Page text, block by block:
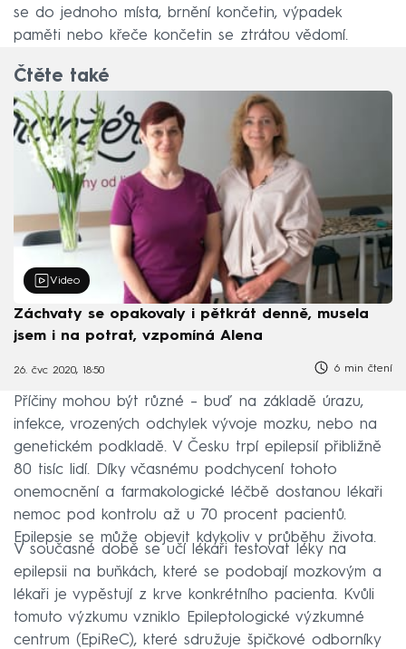
se do jednoho místa, brnění končetin, výpadek
paměti nebo křeče končetin se ztrátou vědomí.
Čtěte také
Video
Záchvaty se opakovaly i pětkrát denně, musela
jsem i na potrat, vzpomíná Alena
26. čvc 2020, 18:50 6 min čtení
Příčiny mohou být různé –⁠ buď na základě úrazu,
infekce, vrozených odchylek vývoje mozku, nebo na
genetickém podkladě. V Česku trpí epilepsií přibližně
80 tisíc lidí. Díky včasnému podchycení tohoto
onemocnění a farmakologické léčbě dostanou lékaři
nemoc pod kontrolu až u 70 procent pacientů.
Epilepsie se může objevit kdykoliv v průběhu života.
V současné době se učí lékaři testovat léky na
epilepsii na buňkách, které se podobají mozkovým a
lékaři je vypěstují z krve konkrétního pacienta. Kvůli
tomuto výzkumu vzniklo Epileptologické výzkumné
centrum (EpiReC), které sdružuje špičkové odborníky